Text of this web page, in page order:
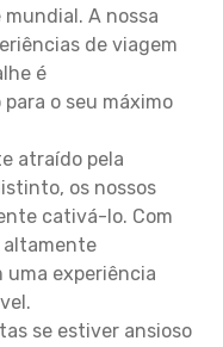
mundial. A nossa
de viagem
é
o seu máximo
atraído pela
os nossos
cativá-lo. Com
altamente
uma experiência
se estiver ansioso